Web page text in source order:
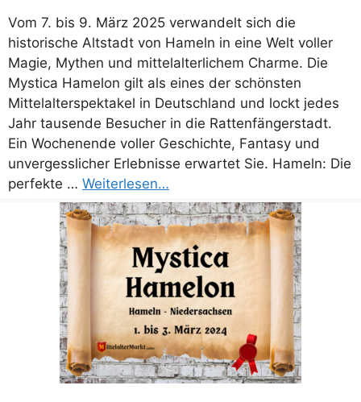
Vom 7. bis 9. März 2025 verwandelt sich die
historische Altstadt von Hameln in eine Welt voller
Magie, Mythen und mittelalterlichem Charme. Die
Mystica Hamelon gilt als eines der schönsten
Mittelalterspektakel in Deutschland und lockt jedes
Jahr tausende Besucher in die Rattenfängerstadt.
Ein Wochenende voller Geschichte, Fantasy und
unvergesslicher Erlebnisse erwartet Sie. Hameln: Die
perfekte … Weiterlesen…